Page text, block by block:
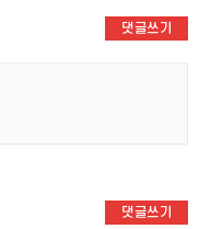
댓글쓰기
댓글쓰기